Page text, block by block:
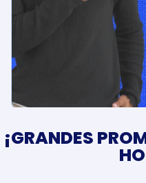
¡GRANDES